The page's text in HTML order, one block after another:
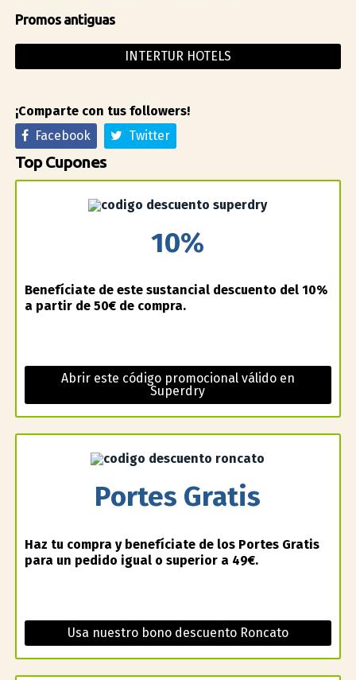
Promos antiguas
INTERTUR HOTELS
¡Comparte con tus followers!
Facebook
Twitter
Top Cupones
10%
Benefíciate de este sustancial descuento del 10%
a partir de 50€ de compra.
Abrir este código promocional válido en
Superdry
Portes Gratis
Haz tu compra y benefíciate de los Portes Gratis
para un pedido igual o superior a 49€.
Usa nuestro bono descuento Roncato